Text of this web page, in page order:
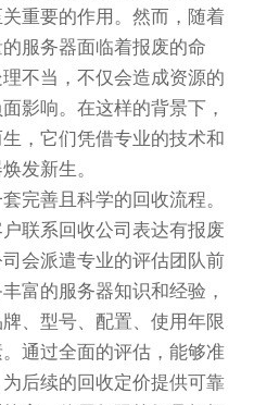
重要的作用。然而，随着
服务器面临着报废的命
不当，不仅会造成资源的
影响。在这样的背景下，
，它们凭借专业的技术和
发新生。
完善且科学的回收流程。
联系回收公司表达有报废
会派遣专业的评估团队前
富的服务器知识和经验，
、型号、配置、使用年限
通过全面的评估，能够准
后续的回收定价提供可靠